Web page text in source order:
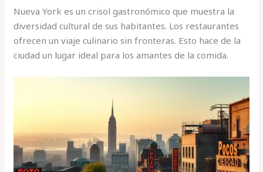
Nueva York es un crisol gastronómico que muestra la
diversidad cultural de sus habitantes. Los restaurantes
ofrecen un viaje culinario sin fronteras. Esto hace de la
ciudad un lugar ideal para los amantes de la comida.